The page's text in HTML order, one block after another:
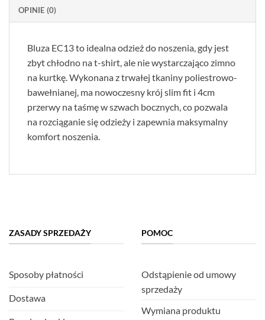
OPINIE (0)
Bluza EC13 to idealna odzież do noszenia, gdy jest
zbyt chłodno na t-shirt, ale nie wystarczająco zimno
na kurtkę. Wykonana z trwałej tkaniny poliestrowo-
bawełnianej, ma nowoczesny krój slim fit i 4cm
przerwy na taśmę w szwach bocznych, co pozwala
na rozciąganie się odzieży i zapewnia maksymalny
komfort noszenia.
ZASADY SPRZEDAŻY
Sposoby płatności
Dostawa
POMOC
Odstąpienie od umowy
sprzedaży
Wymiana produktu